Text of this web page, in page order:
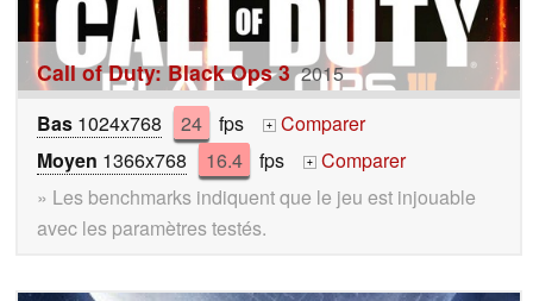
Call of Duty: Black Ops 3 2015
Bas 1024x768 24 fps +
Comparer
Moyen 1366x768 16.4 fps +
Comparer
» Les benchmarks indiquent que le jeu est injouable
avec les paramètres testés.